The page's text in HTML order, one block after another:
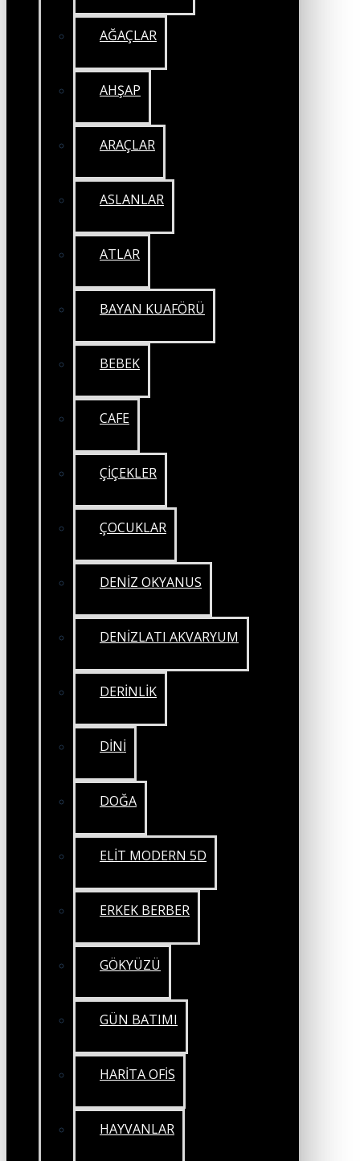
AĞAÇLAR
AHŞAP
ARAÇLAR
ASLANLAR
ATLAR
BAYAN KUAFÖRÜ
BEBEK
CAFE
ÇİÇEKLER
ÇOCUKLAR
DENİZ OKYANUS
DENİZLATI AKVARYUM
DERİNLİK
DİNİ
DOĞA
ELİT MODERN 5D
ERKEK BERBER
GÖKYÜZÜ
GÜN BATIMI
HARİTA OFİS
HAYVANLAR